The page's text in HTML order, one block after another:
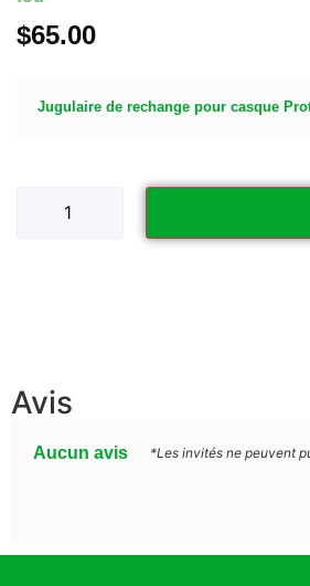
$65.00
Jugulaire de rechange pour casque
Avis
Aucun avis *Les invités ne peuvent